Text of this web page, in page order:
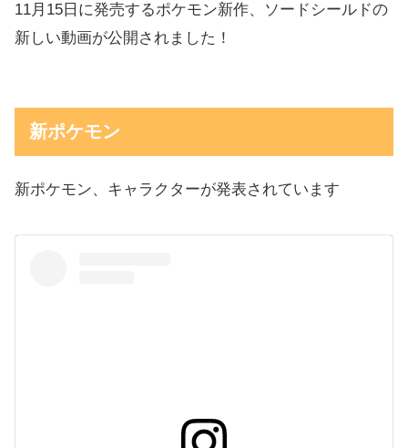
11月15日に発売するポケモン新作、ソードシールドの
新しい動画が公開されました！
新ポケモン
新ポケモン、キャラクターが発表されています